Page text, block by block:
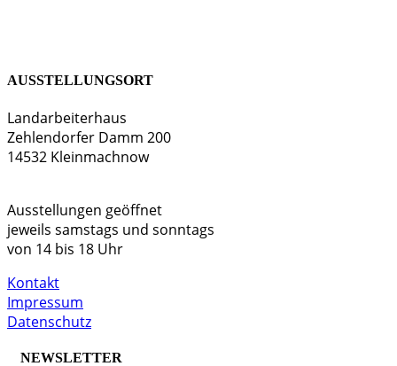
AUSSTELLUNGSORT
Landarbeiterhaus
Zehlendorfer Damm 200
14532 Kleinmachnow
Ausstellungen geöffnet
jeweils samstags und sonntags
von 14 bis 18 Uhr
Kontakt
Impressum
Datenschutz
NEWSLETTER